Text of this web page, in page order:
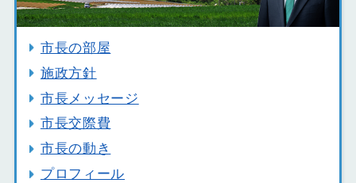
市長の部屋
施政方針
市長メッセージ
市長交際費
市長の動き
プロフィール